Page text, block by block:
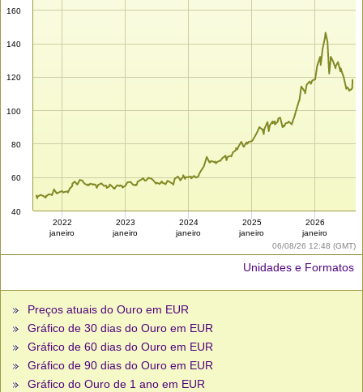
06/08/26 12:48 (GMT)
40
60
80
100
120
140
160
2022
janeiro
2023
janeiro
2024
janeiro
2025
janeiro
2026
janeiro
Unidades e Formatos
Preços atuais do Ouro em EUR
Gráfico de 30 dias do Ouro em EUR
Gráfico de 60 dias do Ouro em EUR
Gráfico de 90 dias do Ouro em EUR
Gráfico do Ouro de 1 ano em EUR